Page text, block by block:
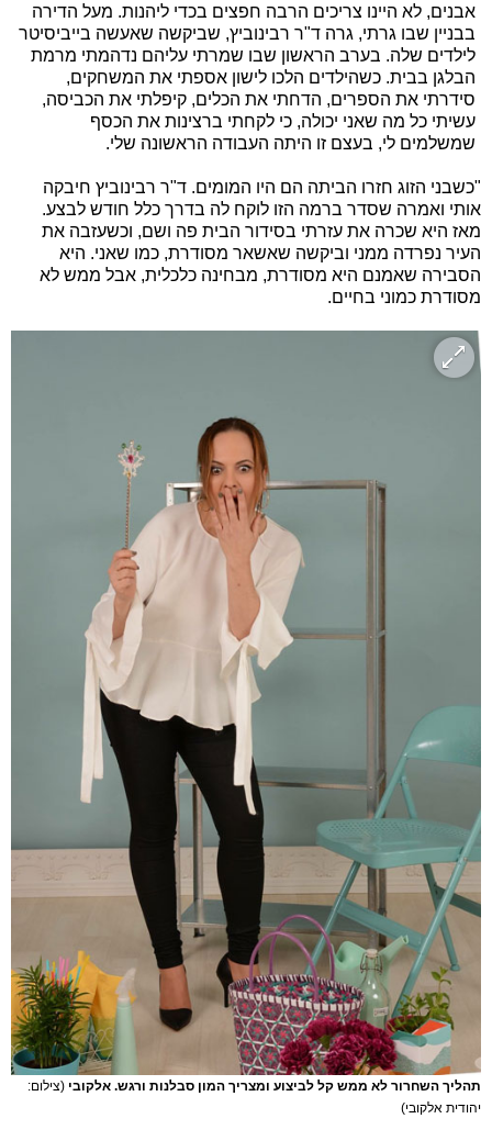
אבנים, לא היינו צריכים הרבה חפצים בכדי ליהנות. מעל הדירה
בבניין שבו גרתי, גרה ד"ר רבינוביץ, שביקשה שאעשה בייביסיטר
לילדים שלה. בערב הראשון שבו שמרתי עליהם נדהמתי מרמת
הבלגן בבית. כשהילדים הלכו לישון אספתי את המשחקים,
סידרתי את הספרים, הדחתי את הכלים, קיפלתי את הכביסה,
עשיתי כל מה שאני יכולה, כי לקחתי ברצינות את הכסף
שמשלמים לי, בעצם זו היתה העבודה הראשונה שלי.
"כשבני הזוג חזרו הביתה הם היו המומים. ד"ר רבינוביץ חיבקה
אותי ואמרה שסדר ברמה הזו לוקח לה בדרך כלל חודש לבצע.
מאז היא שכרה את עזרתי בסידור הבית פה ושם, וכשעזבה את
העיר נפרדה ממני וביקשה שאשאר מסודרת, כמו שאני. היא
הסבירה שאמנם היא מסודרת, מבחינה כלכלית, אבל ממש לא
מסודרת כמוני בחיים.
תהליך השחרור לא ממש קל לביצוע ומצריך המון סבלנות ורגש. אלקובי (צילום:
יהודית אלקובי)